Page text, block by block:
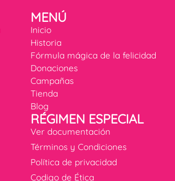
MENÚ
Inicio
Historia
Fórmula mágica de la felicidad
Donaciones
Campañas
Tienda
Blog
RÉGIMEN ESPECIAL
Ver documentación
Términos y Condiciones
Política de privacidad
Codigo de Ética